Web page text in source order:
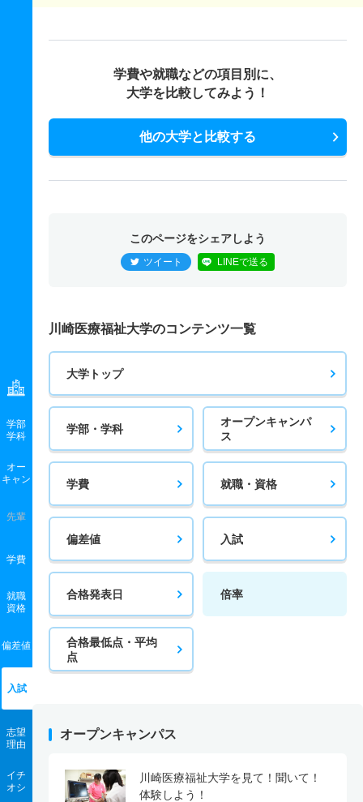
学部
学科
オー
キャン
先輩
学費
就職
資格
偏差値
入試
志望
理由
イチ
オシ
学費や就職などの項目別に、
大学を比較してみよう！
他の大学と比較する
このページをシェアしよう
ツイート LINEで送る
川崎医療福祉大学のコンテンツ一覧
大学トップ
学部・学科
オープンキャンパ
ス
学費 就職・資格
偏差値 入試
合格発表日 倍率
合格最低点・平均
点
オープンキャンパス
川崎医療福祉大学を見て！聞いて！
体験しよう！